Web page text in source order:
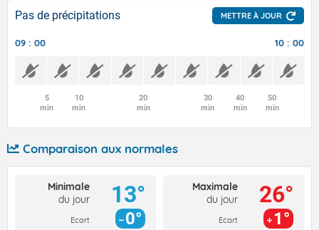
Pas de précipitations METTRE À JOUR
09 : 00 10 : 00
5
min
10
min
20
min
30
min
40
min
50
min
Comparaison aux normales
Minimale
du jour
Ecart
13°
0°
Maximale
du jour
Ecart
26°
1°